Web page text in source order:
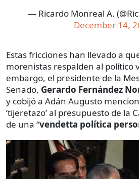
— Ricardo Monreal A.
December 14,
Estas fricciones han llevado a
morenistas respalden al político
embargo, el presidente de la
Senado, Gerardo Fernández
y cobijó a Adán Augusto
‘tijeretazo’ al presupuesto de la
de una “vendetta política